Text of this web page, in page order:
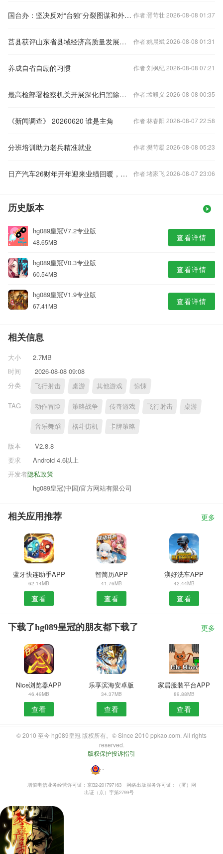
国台办：坚决反对“台独”分裂图谋和外部势力干涉 作者:胥苛壮 2026-08-08 01:37
莒县获评山东省县域经济高质量发展进步明显县 作者:姚晨斌 2026-08-08 01:31
养成自省自励的习惯 作者:刘枫纪 2026-08-08 07:21
最高检部署检察机关开展深化扫黑除恶专项斗争 作者:孟毅义 2026-08-08 00:35
《新闻调查》 20260620 谁是主角 作者:林春阳 2026-08-07 22:58
分班培训助力老兵精准就业 作者:樊苛凝 2026-08-08 05:23
日产汽车26财年开年迎来业绩回暖，中国战略提速赋能长远发展 作者:堵家飞 2026-08-07 23:06
历史版本
hg089皇冠V7.2专业版
48.65MB 查看详情
hg089皇冠V0.3专业版
60.54MB 查看详情
hg089皇冠V1.9专业版
67.41MB 查看详情
相关信息
大小
2.7MB
时间
2026-08-08 09:08
分类
飞行射击 桌游 其他游戏 惊悚
TAG 动作冒险 策略战争 传奇游戏 飞行射击 桌游
音乐舞蹈 格斗街机 卡牌策略
版本
V2.8.8
要求
Android 4.6以上
隐私政策
开发者
hg089皇冠(中国)官方网站有限公司
相关应用推荐 更多
蓝牙快连助手APP
62.14MB
查看
智简历APP
41.76MB
查看
渼好洗车APP
42.44MB
查看
下载了hg089皇冠的朋友都下载了 更多
Nice浏览器APP
46.49MB
查看
乐享滨海安卓版
34.37MB
查看
家居服装平台APP
89.88MB
查看
© 2010 至今 hg089皇冠 版权所有。© Since 2010 ppkao.com. All rights
reserved.
版权保护投诉指引
・
增值电信业务经营许可证：京B2-201797163
网络出版服务许可证：（署）网
出证（京）字第2799号